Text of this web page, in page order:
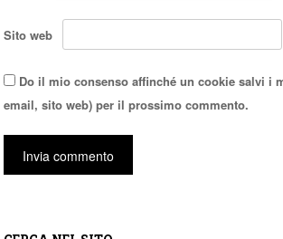
Sito web
Do il mio consenso affinché un cookie salvi i
email, sito web) per il prossimo commento.